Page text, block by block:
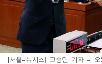
[서울=뉴시스] 고승민 기자 = 오